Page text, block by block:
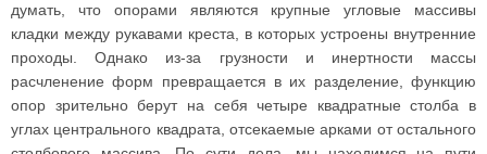
думать, что опорами являются крупные угловые массивы
кладки между рукавами креста, в которых устроены внутренние
проходы. Однако из-за грузности и инертности массы
расчленение форм превращается в их разделение, функцию
опор зрительно берут на себя четыре квадратные столба в
углах центрального квадрата, отсекаемые арками от остального